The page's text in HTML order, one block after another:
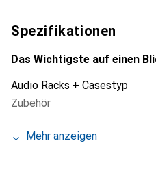
komplett herausnehmen.
Spezifikationen
Das Wichtigste auf einen
Audio Racks + Casestyp
Zubehör
Mehr anzeigen